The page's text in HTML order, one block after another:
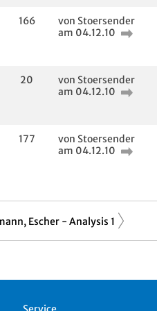
166
von Stoersender
am 04.12.10
20
von Stoersender
am 04.12.10
177
von Stoersender
am 04.12.10
Escher - Analysis 1